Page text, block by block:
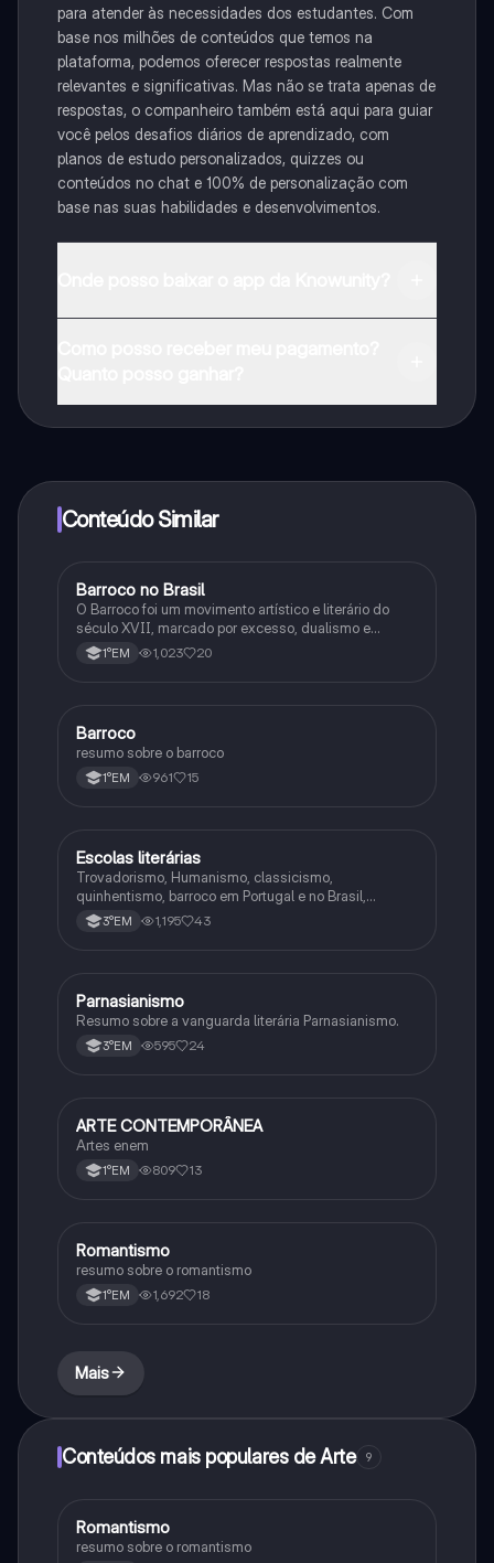
para atender às necessidades dos estudantes. Com
base nos milhões de conteúdos que temos na
plataforma, podemos oferecer respostas realmente
relevantes e significativas. Mas não se trata apenas de
respostas, o companheiro também está aqui para guiar
você pelos desafios diários de aprendizado, com
planos de estudo personalizados, quizzes ou
conteúdos no chat e 100% de personalização com
base nas suas habilidades e desenvolvimentos.
Conteúdo Similar
Português
Barroco no Brasil
O Barroco foi um movimento artístico e literário do
século XVII, marcado por excesso, dualismo e
contraste. Buscava expressar a angústia humana
através de linguagem rebuscada e temas religiosos.
1°EM 1,023 20
Arte
Barroco
resumo sobre o barroco
1°EM 961 15
Português
Escolas literárias
Trovadorismo, Humanismo, classicismo,
quinhentismo, barroco em Portugal e no Brasil,
arcadismo em Portugal e no Brasil e romantismo em
Portugal e no Brasil
3°EM 1,195 43
Português
Parnasianismo
Resumo sobre a vanguarda literária Parnasianismo.
3°EM 595 24
Arte
ARTE CONTEMPORÂNEA
Artes enem
1°EM 809 13
Arte
Romantismo
resumo sobre o romantismo
1°EM 1,692 18
Mais
Conteúdos mais populares de Arte 9
Arte
Romantismo
resumo sobre o romantismo